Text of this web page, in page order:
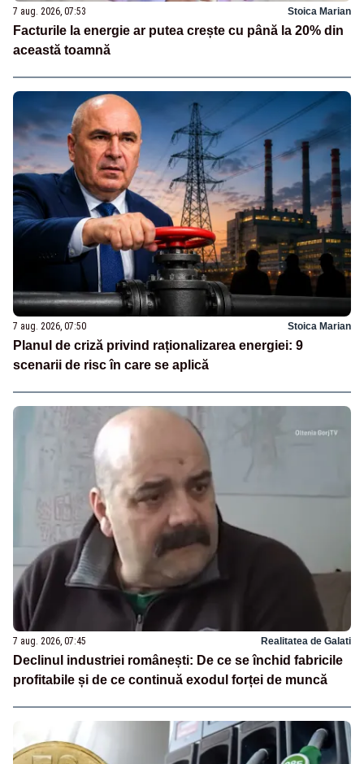
7 aug. 2026, 07:53 Stoica Marian
Facturile la energie ar putea crește cu până la 20% din
această toamnă
7 aug. 2026, 07:50 Stoica Marian
Planul de criză privind raționalizarea energiei: 9
scenarii de risc în care se aplică
7 aug. 2026, 07:45 Realitatea de Galati
Declinul industriei românești: De ce se închid fabricile
profitabile și de ce continuă exodul forței de muncă